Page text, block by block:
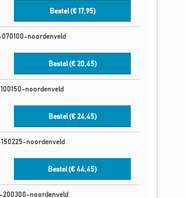
Bestel (€17,95)
noordenveld
Bestel (€20,45)
noordenveld
Bestel (€24,45)
noordenveld
Bestel (€44,45)
200300-noordenveld